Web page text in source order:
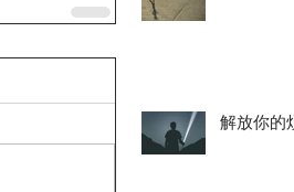
解放你的